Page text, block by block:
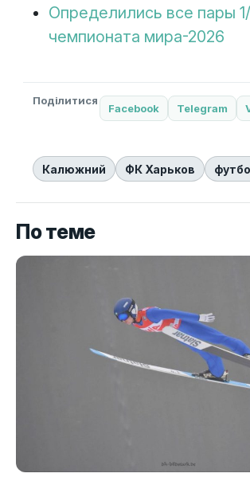
Определились все пары
чемпионата мира-2026
Поділитися
Facebook Telegram
Калюжний ФК Харьков
По теме